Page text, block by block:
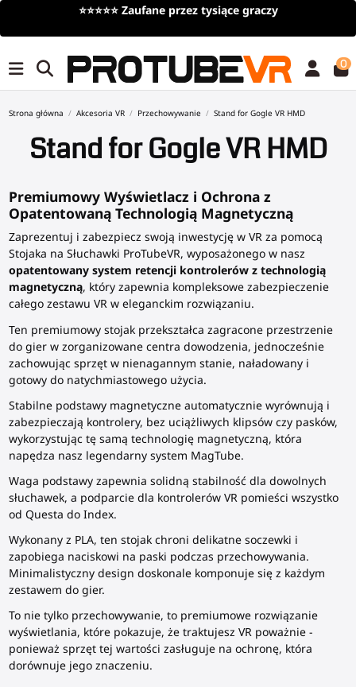
przez tysiące graczy Darmowa dostawa
0
Strona główna Akcesoria VR Przechowywanie Stand for Gogle VR HMD
Stand for Gogle VR HMD
Premiumowy Wyświetlacz i Ochrona z
Opatentowaną Technologią Magnetyczną
Zaprezentuj i zabezpiecz swoją inwestycję w VR za pomocą
Stojaka na Słuchawki ProTubeVR, wyposażonego w nasz
opatentowany system retencji kontrolerów z technologią
magnetyczną, który zapewnia kompleksowe zabezpieczenie
całego zestawu VR w eleganckim rozwiązaniu.
Ten premiumowy stojak przekształca zagracone przestrzenie
do gier w zorganizowane centra dowodzenia, jednocześnie
zachowując sprzęt w nienagannym stanie, naładowany i
gotowy do natychmiastowego użycia.
Stabilne podstawy magnetyczne automatycznie wyrównują i
zabezpieczają kontrolery, bez uciążliwych klipsów czy pasków,
wykorzystując tę samą technologię magnetyczną, która
napędza nasz legendarny system MagTube.
Waga podstawy zapewnia solidną stabilność dla dowolnych
słuchawek, a podparcie dla kontrolerów VR pomieści wszystko
od Questa do Index.
Wykonany z PLA, ten stojak chroni delikatne soczewki i
zapobiega naciskowi na paski podczas przechowywania.
Minimalistyczny design doskonale komponuje się z każdym
zestawem do gier.
To nie tylko przechowywanie, to premiumowe rozwiązanie
wyświetlania, które pokazuje, że traktujesz VR poważnie -
ponieważ sprzęt tej wartości zasługuje na ochronę, która
dorównuje jego znaczeniu.